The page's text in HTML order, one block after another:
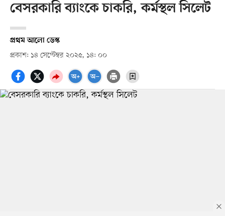
বেসরকারি ব্যাংকে চাকরি, কর্মস্থল সিলেট
প্রথম আলো ডেস্ক
প্রকাশ: ১৪ সেপ্টেম্বর ২০২৫, ১৪: ০০